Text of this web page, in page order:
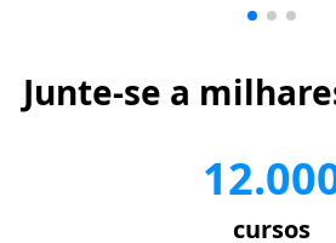
Junte-se a
cursos